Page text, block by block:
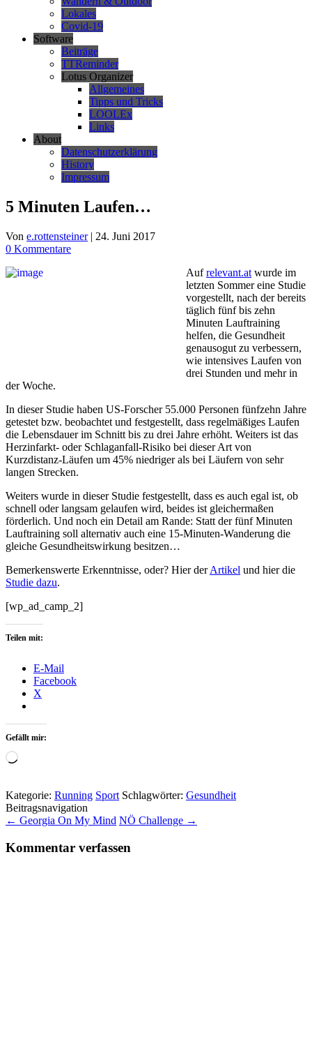
Lokales
Covid-19
Software
Beiträge
TTReminder
Lotus Organizer
Allgemeines
Tipps und Tricks
LOOLEx
Links
About
Datenschutzerklärung
History
Impressum
5 Minuten Laufen…
Von e.rottensteiner | 24. Juni 2017
0 Kommentare
Aufrelevant.at wurde im
letzten Sommer eine Studie
vorgestellt, nach der bereits
täglich fünf bis zehn
Minuten Lauftraining
helfen, die Gesundheit
genausogut zu verbessern,
wie intensives Laufen von
drei Stunden und mehr in
der Woche.
In dieser Studie haben US-Forscher 55.000 Personen fünfzehn Jahre
getestet bzw. beobachtet und festgestellt, dass regelmäßiges Laufen
die Lebensdauer im Schnitt bis zu drei Jahre erhöht. Weiters ist das
Herzinfarkt- oder Schlaganfall-Risiko bei dieser Art von
Kurzdistanz-Läufen um 45% niedriger als bei Läufern von sehr
langen Strecken.
Weiters wurde in dieser Studie festgestellt, dass es auch egal ist, ob
schnell oder langsam gelaufen wird, beides ist gleichermaßen
förderlich. Und noch ein Detail am Rande: Statt der fünf Minuten
Lauftraining soll alternativ auch eine 15-Minuten-Wanderung die
gleiche Gesundheitswirkung besitzen…
Bemerkenswerte Erkenntnisse, oder? Hier derArtikel und hier die
Studie dazu.
[wp_ad_camp_2]
Teilen mit:
E-Mail
Facebook
X
Gefällt mir:
Wird
Kategorie: Running Sport Schlagwörter: Gesundheit
Beitragsnavigation
← Georgia On My Mind NÖ Challenge →
Kommentar verfassen